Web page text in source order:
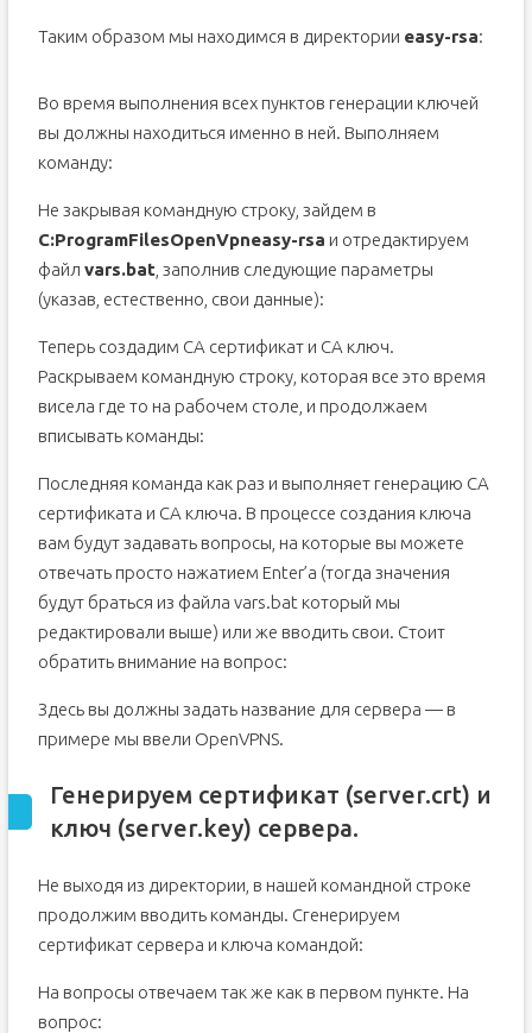
Таким образом мы находимся в директории easy-rsa:
Во время выполнения всех пунктов генерации ключей
вы должны находиться именно в ней. Выполняем
команду:
Не закрывая командную строку, зайдем в
C:ProgramFilesOpenVpneasy-rsa и отредактируем
файл vars.bat , заполнив следующие параметры
(указав, естественно, свои данные):
Теперь создадим СА сертификат и СА ключ.
Раскрываем командную строку, которая все это время
висела где то на рабочем столе, и продолжаем
вписывать команды:
Последняя команда как раз и выполняет генерацию СА
сертификата и СА ключа. В процессе создания ключа
вам будут задавать вопросы, на которые вы можете
отвечать просто нажатием Enter’a (тогда значения
будут браться из файла vars.bat который мы
редактировали выше) или же вводить свои. Стоит
обратить внимание на вопрос:
Здесь вы должны задать название для сервера — в
примере мы ввели OpenVPNS.
Генерируем сертификат (server.crt) и
ключ (server.key) сервера.
Не выходя из директории, в нашей командной строке
продолжим вводить команды. Сгенерируем
сертификат сервера и ключа командой:
На вопросы отвечаем так же как в первом пункте. На
вопрос: